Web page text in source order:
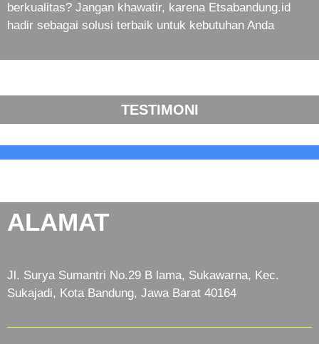
berkualitas? Jangan khawatir, karena Etsabandung.id
hadir sebagai solusi terbaik untuk kebutuhan Anda
TESTIMONI
ALAMAT
Jl. Surya Sumantri No.29 B lama, Sukawarna, Kec.
Sukajadi, Kota Bandung, Jawa Barat 40164